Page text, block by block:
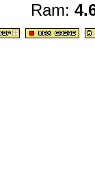
Ram: